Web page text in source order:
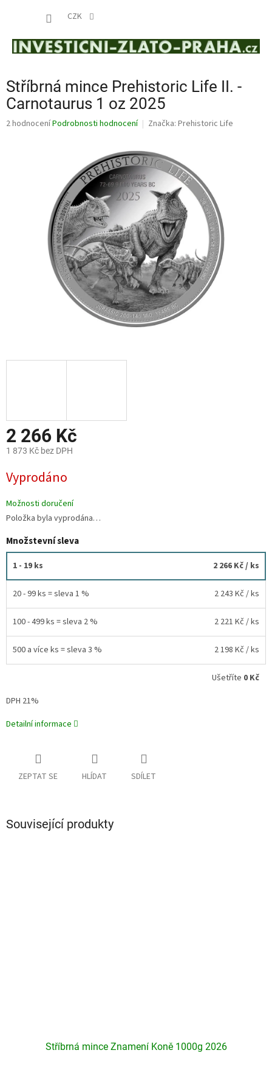
CZK
Stříbrná mince Prehistoric Life II. -
Carnotaurus 1 oz 2025
Průměrné
2 hodnoceníPodrobnosti hodnocení Značka: Prehistoric Life
2 266 Kč
1 873 Kč bez DPH
cena:
Vyprodáno
Možnosti doručení
Položka byla vyprodána…
Množstevní sleva
1 - 19 ks 2 266 Kč/ ks
20 - 99 ks = sleva 1 % 2 243 Kč / ks
100 - 499 ks = sleva 2 % 2 221 Kč / ks
500 a více ks = sleva 3 % 2 198 Kč / ks
Ušetříte 0 Kč
DPH 21%
Detailní informace
ZEPTAT SE HLÍDAT SDÍLET
Související produkty
Stříbrná mince Znamení Koně 1000g 2026